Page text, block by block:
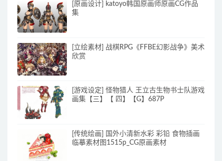
[原画设计] katoyo韩国原画师原画CG作品
集
[立绘素材] 战棋RPG《FFBE幻影战争》美术
欣赏
[游戏设定] 怪物猎人 王立古生物书士队游戏
画集【三】【 四】【G】687P
[传统绘画] 国外小清新水彩 彩铅 食物插画
临摹素材图1515p_CG原画素材